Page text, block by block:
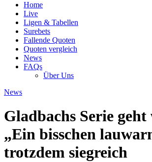
Home
Live
Ligen & Tabellen
Surebets
Fallende Quoten
Quoten vergleich
News
FAQs
Über Uns
News
Gladbachs Serie
„Ein bisschen
trotzdem siegreich